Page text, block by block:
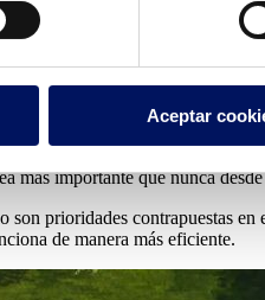
Aceptar
que sea segura, rentable y lo
simultáneamente: ingeniería
decisión tomada en un área,
e incluso la ubicación de los
más importante que nunca
son prioridades contrapuestas en
de manera más eficiente.